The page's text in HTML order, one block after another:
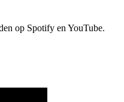
op Spotify en YouTube.